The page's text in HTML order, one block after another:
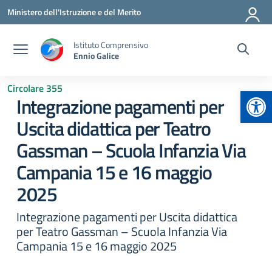
Vai ai contenuti
Vai al menu di navigazione
Vai al footer
Ministero dell'Istruzione e del Merito
Istituto Comprensivo
Ennio Galice
Circolare 355
Integrazione pagamenti per
Uscita didattica per Teatro
Gassman – Scuola Infanzia Via
Campania 15 e 16 maggio
2025
Integrazione pagamenti per Uscita didattica
per Teatro Gassman – Scuola Infanzia Via
Campania 15 e 16 maggio 2025